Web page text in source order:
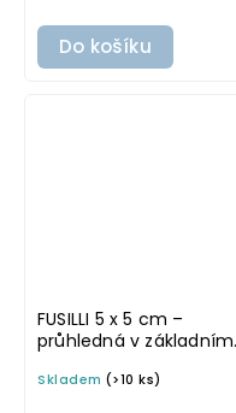
Do košíku
FUSILLI 5 x 5 cm –
průhledná v základním
samolepka na
Skladem (>10 ks)